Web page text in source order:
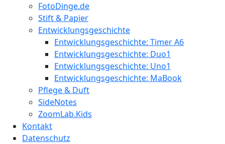
FotoDinge.de
Stift & Papier
Entwicklungsgeschichte
Entwicklungsgeschichte: Timer A6
Entwicklungsgeschichte: Duo1
Entwicklungsgeschichte: Uno1
Entwicklungsgeschichte: MaBook
Pflege & Duft
SideNotes
ZoomLab.Kids
Kontakt
Datenschutz